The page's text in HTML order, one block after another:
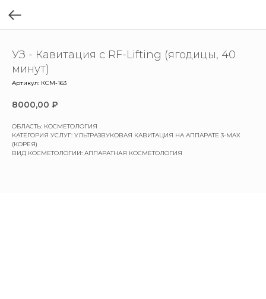
УЗ - Кавитация с RF-Lifting (ягодицы, 40
минут)
Артикул: КСМ-163
8000,00 ₽
ОБЛАСТЬ: КОСМЕТОЛОГИЯ
КАТЕГОРИЯ УСЛУГ: УЛЬТРАЗВУКОВАЯ КАВИТАЦИЯ НА АППАРАТЕ 3-MAX
(КОРЕЯ)
ВИД КОСМЕТОЛОГИИ: АППАРАТНАЯ КОСМЕТОЛОГИЯ